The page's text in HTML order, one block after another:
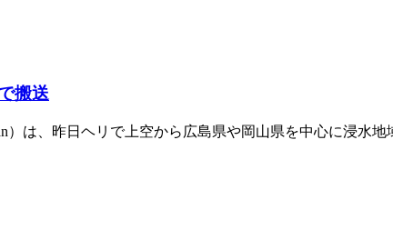
搬送
）は、昨日ヘリで上空から広島県や岡山県を中心に浸水